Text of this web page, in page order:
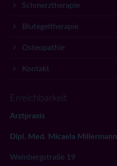
Schmerztherapie
Blutegeltherapie
Osteopathie
Kontakt
Erreichbarkeit
Arztpraxis
Dipl. Med. Micaela Millermann
Weinbergstraße 19